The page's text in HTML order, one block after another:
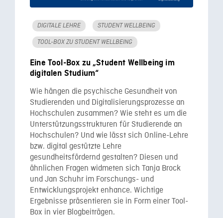
DIGITALE LEHRE STUDENT WELLBEING
TOOL-BOX ZU STUDENT WELLBEING
Eine Tool-Box zu „Student Wellbeing im
digitalen Studium“
Wie hängen die psychische Gesundheit von
Studierenden und Digitalisierungsprozesse an
Hochschulen zusammen? Wie steht es um die
Unterstützungsstrukturen für Studierende an
Hochschulen? Und wie lässt sich Online-Lehre
bzw. digital gestützte Lehre
gesundheitsfördernd gestalten? Diesen und
ähnlichen Fragen widmeten sich Tanja Brock
und Jan Schuhr im Forschungs- und
Entwicklungsprojekt enhance. Wichtige
Ergebnisse präsentieren sie in Form einer Tool-
Box in vier Blogbeiträgen.